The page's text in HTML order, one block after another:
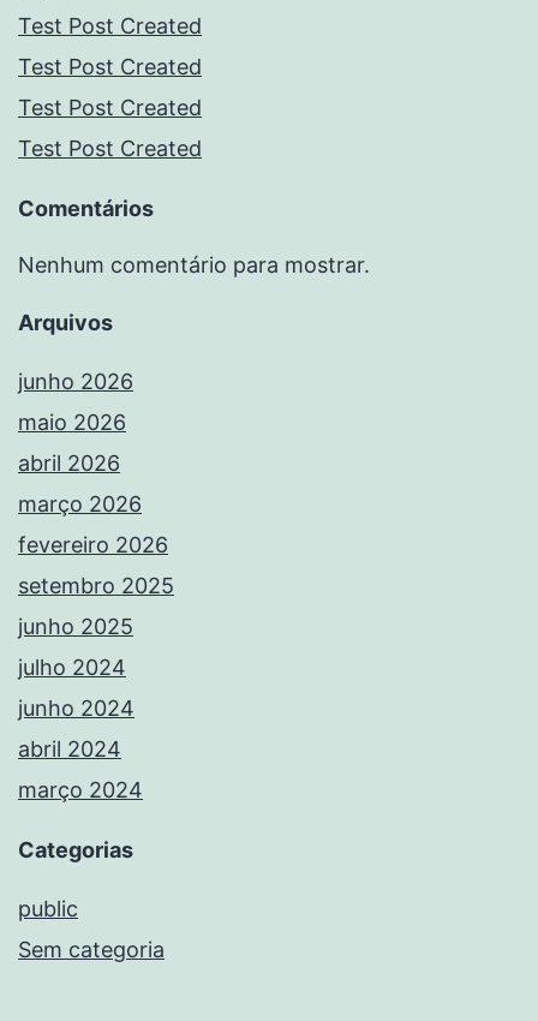
Test Post Created
Test Post Created
Test Post Created
Test Post Created
Comentários
Nenhum comentário para mostrar.
Arquivos
junho 2026
maio 2026
abril 2026
março 2026
fevereiro 2026
setembro 2025
junho 2025
julho 2024
junho 2024
abril 2024
março 2024
Categorias
public
Sem categoria